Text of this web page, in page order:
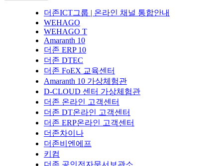
더존ICT그룹 | 온라인 채널 통합안내
WEHAGO
WEHAGO T
Amaranth 10
더존 ERP 10
더존 DTEC
더존 FoEX 교육센터
Amaranth 10 가상체험관
D-CLOUD 센터 가상체험관
더존 온라인 고객센터
더존 DT온라인 고객센터
더존 ERP온라인 고객센터
더존차이나
더존비엔에프
키컴
더존 공인전자문서보관소